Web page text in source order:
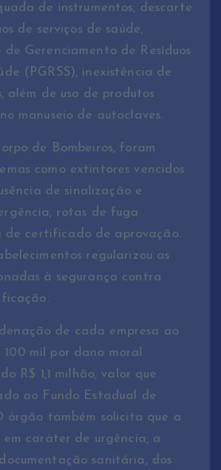
de instrumentos, descarte
de serviços de saúde,
de Gerenciamento de Resíduos
(PGRSS), inexistência de
além de uso de produtos
manuseio de autoclaves.
de Bombeiros, foram
como extintores vencidos
de sinalização e
rotas de fuga
de certificado de aprovação.
regularizou as
à segurança contra
de cada empresa ao
mil por dano moral
R$ 1,1 milhão, valor que
ao Fundo Estadual de
órgão também solicita que a
em caráter de urgência, a
sanitária, dos